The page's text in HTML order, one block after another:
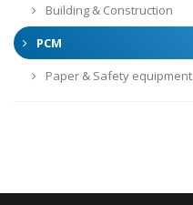
Building & Construction
PCM
Paper & Safety equipment